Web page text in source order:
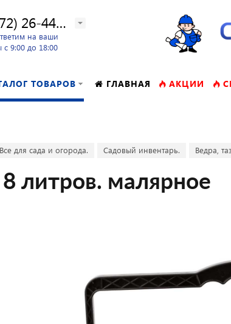
8 (8172) 26-44-24
на ваши
с 9:00 до 18:00
ТОВАРОВ ГЛАВНАЯ АКЦИИ
Все для сада и огорода. Садовый инвентарь. Ведра,
литров. малярное